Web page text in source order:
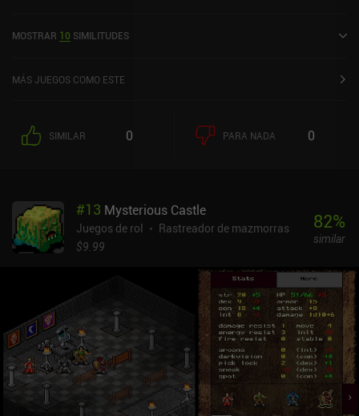
MOSTRAR 10 SIMILITUDES
MÁS JUEGOS COMO ESTE
SIMILAR 0 PARA NADA 0
#13 Mysterious Castle
Juegos de rol
Rastreador de mazmorras
$9.99
82%
similar